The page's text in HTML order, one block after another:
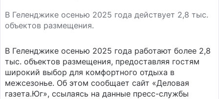
В Геленджике осенью 2025 года действует 2,8 тыс.
объектов размещения.
В Геленджике осенью 2025 года работают более 2,8
тыс. объектов размещения, предоставляя гостям
широкий выбор для комфортного отдыха в
межсезонье. Об этом сообщает сайт «Деловая
газета.Юг», ссылаясь на данные пресс-службы